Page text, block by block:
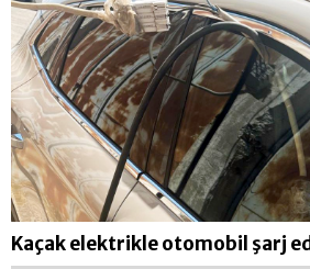
Kaçak elektrikle otomobil şarj